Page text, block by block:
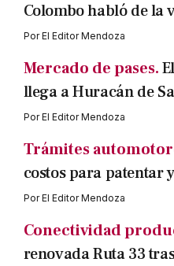
Colombo habló de la
PorEl Editor Mendoza
Mercado de pases.
llega a Huracán de
PorEl Editor Mendoza
Trámites
costos para patentar
PorEl Editor Mendoza
Conectividad
renovada Ruta 33